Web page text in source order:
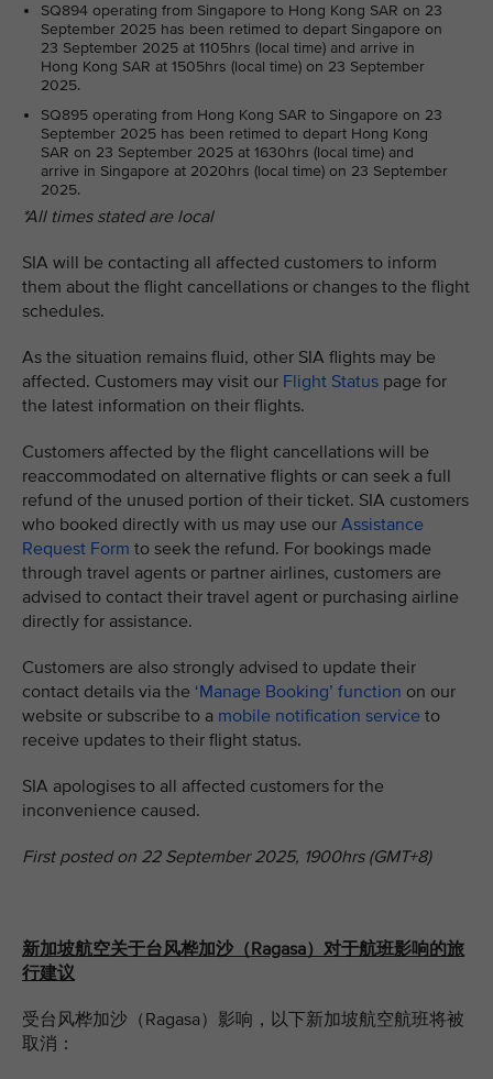
SQ894 operating from Singapore to Hong Kong SAR on 23
September 2025 has been retimed to depart Singapore on
23 September 2025 at 1105hrs (local time) and arrive in
Hong Kong SAR at 1505hrs (local time) on 23 September
2025.
SQ895 operating from Hong Kong SAR to Singapore on 23
September 2025 has been retimed to depart Hong Kong
SAR on 23 September 2025 at 1630hrs (local time) and
arrive in Singapore at 2020hrs (local time) on 23 September
2025.
*All times stated are local
SIA will be contacting all affected customers to inform
them about the flight cancellations or changes to the flight
schedules.
As the situation remains fluid, other SIA flights may be
affected. Customers may visit our Flight Status page for
the latest information on their flights.
Customers affected by the flight cancellations will be
reaccommodated on alternative flights or can seek a full
refund of the unused portion of their ticket. SIA customers
who booked directly with us may use our Assistance
Request Form to seek the refund. For bookings made
through travel agents or partner airlines, customers are
advised to contact their travel agent or purchasing airline
directly for assistance.
Customers are also strongly advised to update their
contact details via the ‘Manage Booking’ function on our
website or subscribe to a mobile notification service to
receive updates to their flight status.
SIA apologises to all affected customers for the
inconvenience caused.
First posted on 22 September 2025, 1900hrs (GMT+8)
新加坡航空关于台风桦加沙（Ragasa）对于航班影响的旅
行建议
受台风桦加沙 （Ragasa）影响，以下新加坡航空航班将被
取消：